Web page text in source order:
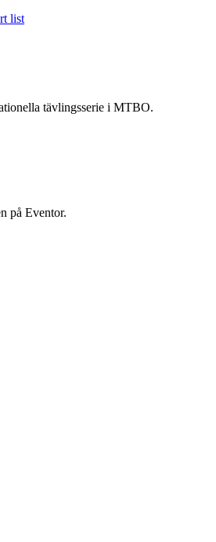
list
tävlingsserie i MTBO.
på Eventor.